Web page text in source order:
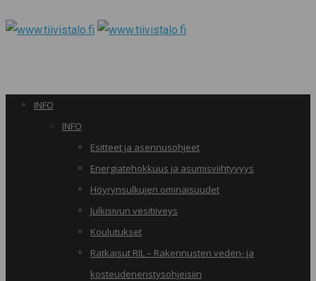
INFO
INFO
Esitteet ja asennusohjeet
Energiatehokkuus ja asumisviihtyvyys
Höyrynsulkujen ominaisuudet
Julkisivun vesitiiveys
Koulutukset
Ratkaisut RIL – Rakennusten veden- ja
kosteudeneristysohjeisiin